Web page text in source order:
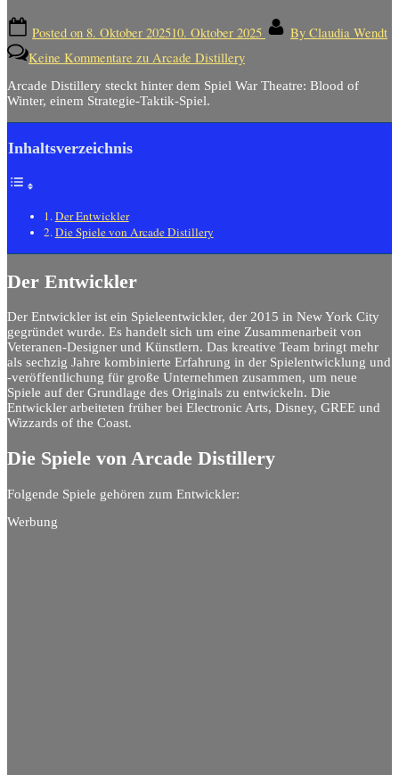
Posted on 8. Oktober 202510. Oktober 2025 By Claudia Wendt
Keine Kommentare zu Arcade Distillery
Arcade Distillery steckt hinter dem Spiel War Theatre: Blood of
Winter, einem Strategie-Taktik-Spiel.
Inhaltsverzeichnis
Der Entwickler
Die Spiele von Arcade Distillery
Der Entwickler
Der Entwickler ist ein Spieleentwickler, der 2015 in New York City
gegründet wurde. Es handelt sich um eine Zusammenarbeit von
Veteranen-Designer und Künstlern. Das kreative Team bringt mehr
als sechzig Jahre kombinierte Erfahrung in der Spielentwicklung und
-veröffentlichung für große Unternehmen zusammen, um neue
Spiele auf der Grundlage des Originals zu entwickeln. Die
Entwickler arbeiteten früher bei Electronic Arts, Disney, GREE und
Wizzards of the Coast.
Die Spiele von Arcade Distillery
Folgende Spiele gehören zum Entwickler:
Werbung